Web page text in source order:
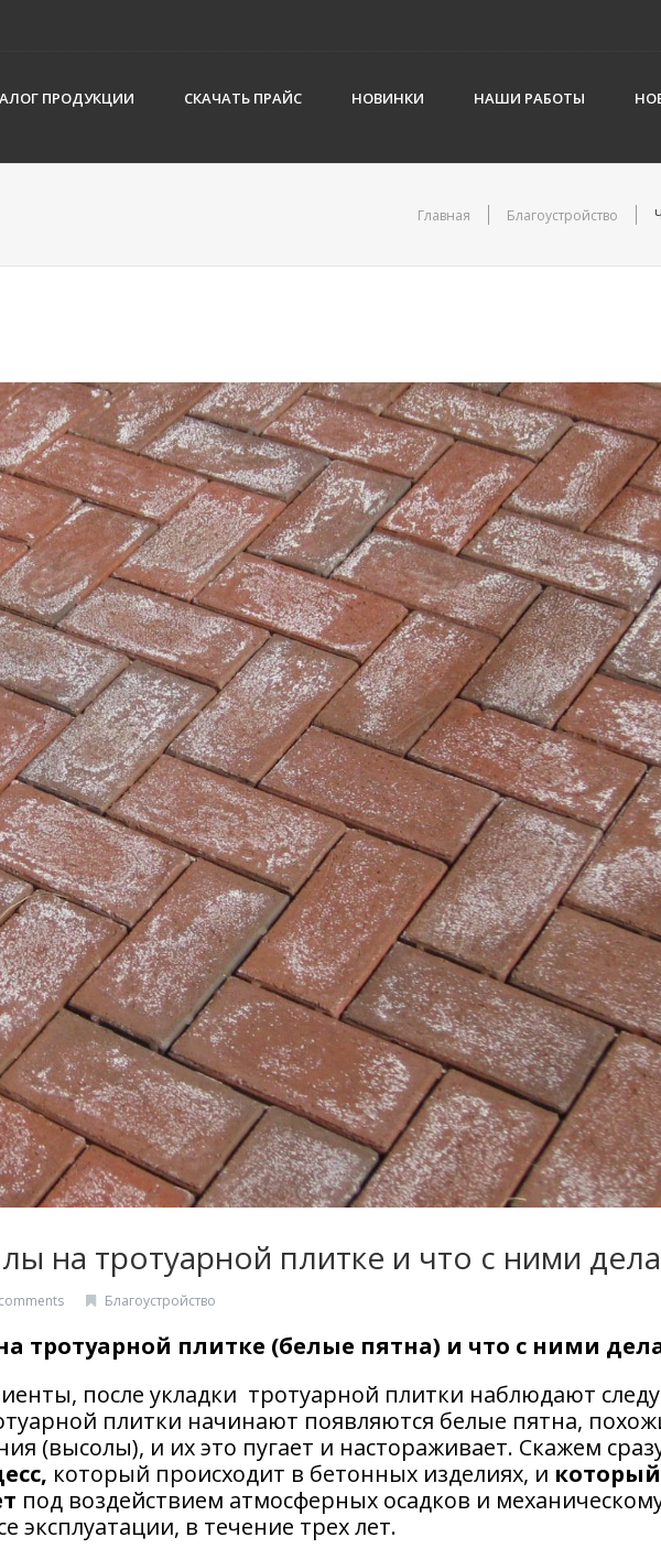
ПРОДУКЦИИ СКАЧАТЬ ПРАЙС НОВИНКИ НАШИ РАБОТЫ
Главная Благоустройство
на тротуарной плитке и что с ними
Благоустройство
тротуарной плитке (белые пятна) и что с ними
после укладки тротуарной плитки наблюдают
плитки начинают появляются белые пятна,
(высолы), и их это пугает и настораживает. Скажем
который происходит в бетонных изделиях, и который
под воздействием атмосферных осадков и
эксплуатации, в течение трех лет.